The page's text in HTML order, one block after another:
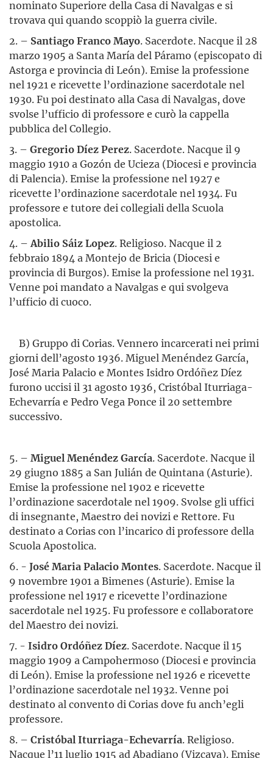
nominato Superiore della Casa di Navalgas e si
trovava qui quando scoppiò la guerra civile.
2. – Santiago Franco Mayo. Sacerdote. Nacque il 28
marzo 1905 a Santa María del Páramo (episcopato di
Astorga e provincia di León). Emise la professione
nel 1921 e ricevette l’ordinazione sacerdotale nel
1930. Fu poi destinato alla Casa di Navalgas, dove
svolse l’ufficio di professore e curò la cappella
pubblica del Collegio.
3. – Gregorio Díez Perez. Sacerdote. Nacque il 9
maggio 1910 a Gozón de Ucieza (Diocesi e provincia
di Palencia). Emise la professione nel 1927 e
ricevette l’ordinazione sacerdotale nel 1934. Fu
professore e tutore dei collegiali della Scuola
apostolica.
4. – Abilio Sáiz Lopez. Religioso. Nacque il 2
febbraio 1894 a Montejo de Bricia (Diocesi e
provincia di Burgos). Emise la professione nel 1931.
Venne poi mandato a Navalgas e qui svolgeva
l’ufficio di cuoco.
B) Gruppo di Corias. Vennero incarcerati nei primi
giorni dell’agosto 1936. Miguel Menéndez García,
José Maria Palacio e Montes Isidro Ordóñez Díez
furono uccisi il 31 agosto 1936, Cristóbal Iturriaga-
Echevarría e Pedro Vega Ponce il 20 settembre
successivo.
5. – Miguel Menéndez García. Sacerdote. Nacque il
29 giugno 1885 a San Julián de Quintana (Asturie).
Emise la professione nel 1902 e ricevette
l’ordinazione sacerdotale nel 1909. Svolse gli uffici
di insegnante, Maestro dei novizi e Rettore. Fu
destinato a Corias con l’incarico di professore della
Scuola Apostolica.
6. - José Maria Palacio Montes. Sacerdote. Nacque il
9 novembre 1901 a Bimenes (Asturie). Emise la
professione nel 1917 e ricevette l’ordinazione
sacerdotale nel 1925. Fu professore e collaboratore
del Maestro dei novizi.
7. - Isidro Ordóñez Díez. Sacerdote. Nacque il 15
maggio 1909 a Campohermoso (Diocesi e provincia
di León). Emise la professione nel 1926 e ricevette
l’ordinazione sacerdotale nel 1932. Venne poi
destinato al convento di Corias dove fu anch’egli
professore.
8. – Cristóbal Iturriaga-Echevarría. Religioso.
Nacque l’11 luglio 1915 ad Abadiano (Vizcaya). Emise